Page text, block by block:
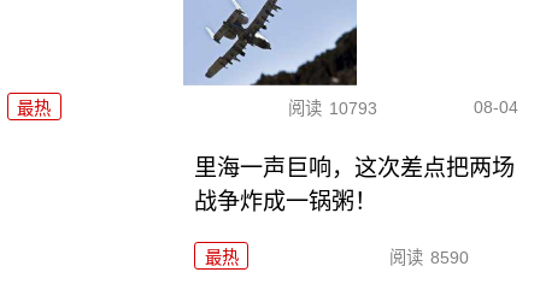
最热 阅读 10793 08-04
里海一声巨响，这次差点把两场
战争炸成一锅粥！
最热 阅读 8590